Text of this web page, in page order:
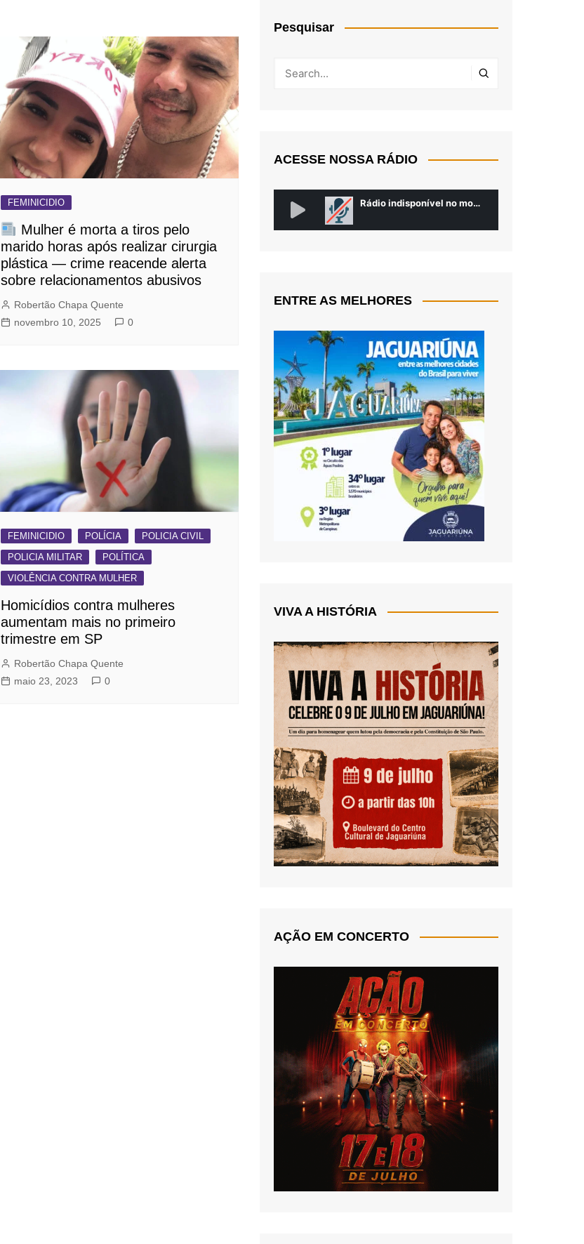
FEMINICIDIO
Mulher é morta a tiros pelo
marido horas após realizar cirurgia
plástica — crime reacende alerta
sobre relacionamentos abusivos
Robertão Chapa Quente
novembro 10, 2025
0
FEMINICIDIO POLÍCIA
POLICIA CIVIL
POLICIA MILITAR
POLÍTICA
VIOLÊNCIA CONTRA MULHER
Homicídios contra mulheres
aumentam mais no primeiro
trimestre em SP
Robertão Chapa Quente
maio 23, 2023
0
Pesquisar
ACESSE NOSSA RÁDIO
ENTRE AS MELHORES
VIVA A HISTÓRIA
AÇÃO EM CONCERTO